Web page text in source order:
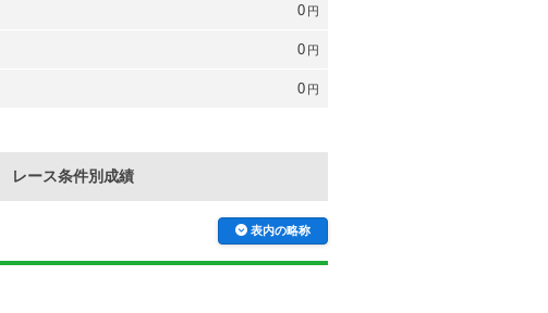
0 円
0 円
0 円
レース条件別成績
表内の略称